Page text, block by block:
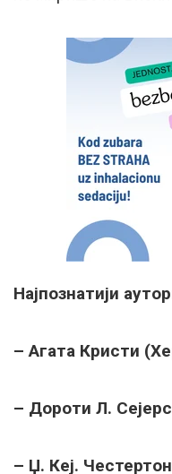
Најпознатији
– Агата Кристи
– Дороти Л.
– Џ. Кеј.